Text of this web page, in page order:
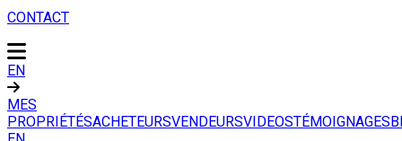
CONTACT
EN
MES
PROPRIÉTÉSACHETEURSVENDEURSVIDEOSTÉMOIGNAGES